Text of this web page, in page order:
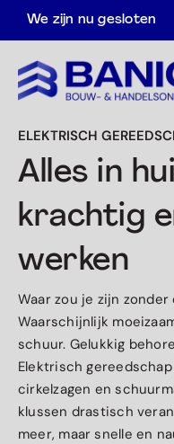
We zijn nu gesloten
Home
Assortiment
Acties
Over ons
Afspraak maken
ELEKTRISCH
Alles in
krachtig
werken
Waar zou je zijn
Waarschijnlijk
schuur. Gelukkig
Elektrisch
cirkelzagen en
klussen drastisch
meer, maar snelle en